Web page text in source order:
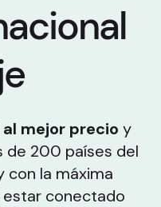
mejor precio y
de 200 países del
con la máxima
conectado